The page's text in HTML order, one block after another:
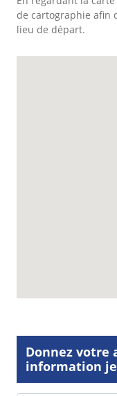
de cartographie afin
lieu de départ.
Donnez votre
information